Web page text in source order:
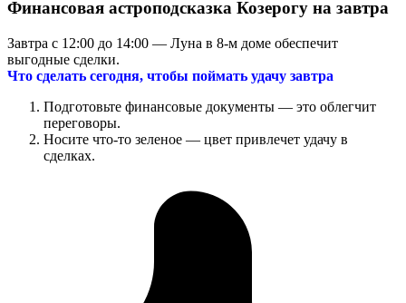
Финансовая астроподсказка Козерогу на завтра
Завтра с 12:00 до 14:00 — Луна в 8-м доме обеспечит
выгодные сделки.
Что сделать сегодня, чтобы поймать удачу завтра
Подготовьте финансовые документы — это облегчит
переговоры.
Носите что-то зеленое — цвет привлечет удачу в
сделках.